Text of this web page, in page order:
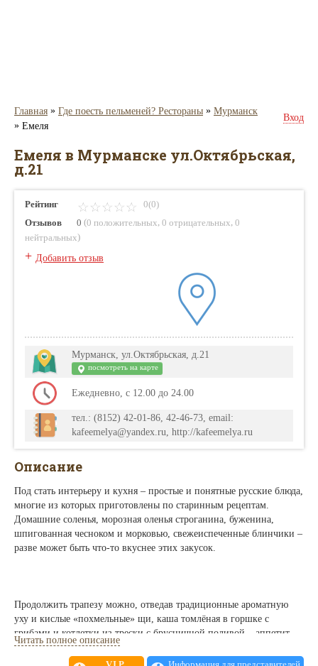
Главная » Где поесть пельменей? Рестораны » Мурманск
» Емеля
Вход
Емеля в Мурманске ул.Октябрьская,
д.21
Рейтинг
0(0)
Отзывов
0 (0 положительных, 0 отрицательных, 0
нейтральных)
+ Добавить отзыв
Мурманск, ул.Октябрьская, д.21
посмотреть на карте
Ежедневно, с 12.00 до 24.00
тел.: (8152) 42-01-86, 42-46-73, email:
kafeemelya@yandex.ru, http://kafeemelya.ru
Описание
Под стать интерьеру и кухня – простые и понятные русские блюда,
многие из которых приготовлены по старинным рецептам.
Домашние соленья, морозная оленья строганина, буженина,
шпигованная чесноком и морковью, свежеиспеченные блинчики –
разве может быть что-то вкуснее этих закусок.
Продолжить трапезу можно, отведав традиционные ароматную
уху и кислые «похмельные» щи, каша томлёная в горшке с
грибами и котлетки из трески с брусничной поливой – аппетит
просыпается, стоит только открыть меню! Гордость кафе –
курники, как у бабушки.
Читать полное описание